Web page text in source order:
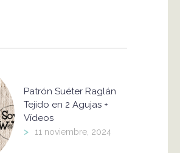
Patrón Suéter Raglán
Tejido en 2 Agujas +
Vídeos
> 11 noviembre, 2024